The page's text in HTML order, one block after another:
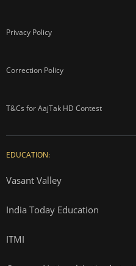
Privacy Policy
Correction Policy
T&Cs for AajTak HD Contest
EDUCATION:
Vasant Valley
India Today Education
ITMI